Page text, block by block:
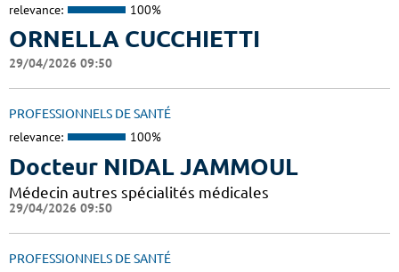
relevance: 100%
ORNELLA CUCCHIETTI
29/04/2026 09:50
PROFESSIONNELS DE SANTÉ
relevance: 100%
Docteur NIDAL JAMMOUL
Médecin autres spécialités médicales
29/04/2026 09:50
PROFESSIONNELS DE SANTÉ